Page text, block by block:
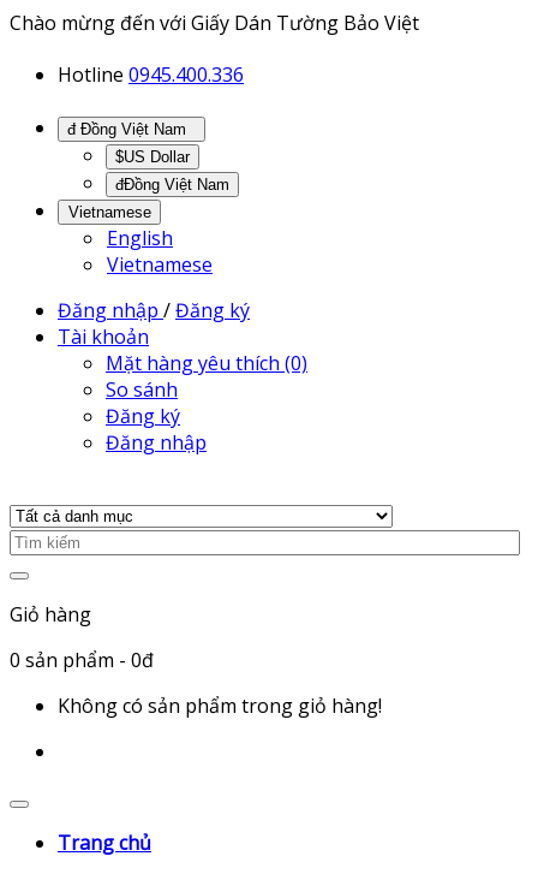
Chào mừng đến với Giấy Dán Tường Bảo Việt
Hotline 0945.400.336
$US Dollar
đĐồng Việt Nam
Vietnamese
English
Vietnamese
Đăng nhập /Đăng ký
Tài khoản
Mặt hàng yêu thích (0)
So sánh
Đăng ký
Đăng nhập
Giỏ hàng
0 sản phẩm - 0đ
Không có sản phẩm trong giỏ hàng!
Trang chủ